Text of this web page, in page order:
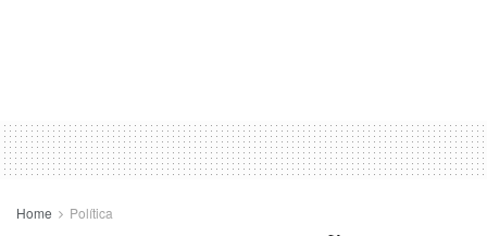
Home Política